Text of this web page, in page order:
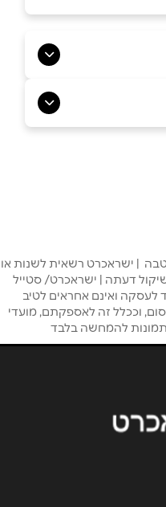
באינסטגרם
| ישראכרט רשאית לשנות או
דעתה | ישראכרט/ סטייל
לעסקה ואינם אחראים לטיב
וככלל זה לאספקתם, מועדי
להמחשה בלבד